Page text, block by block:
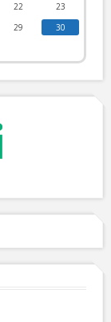
22
23
29
30